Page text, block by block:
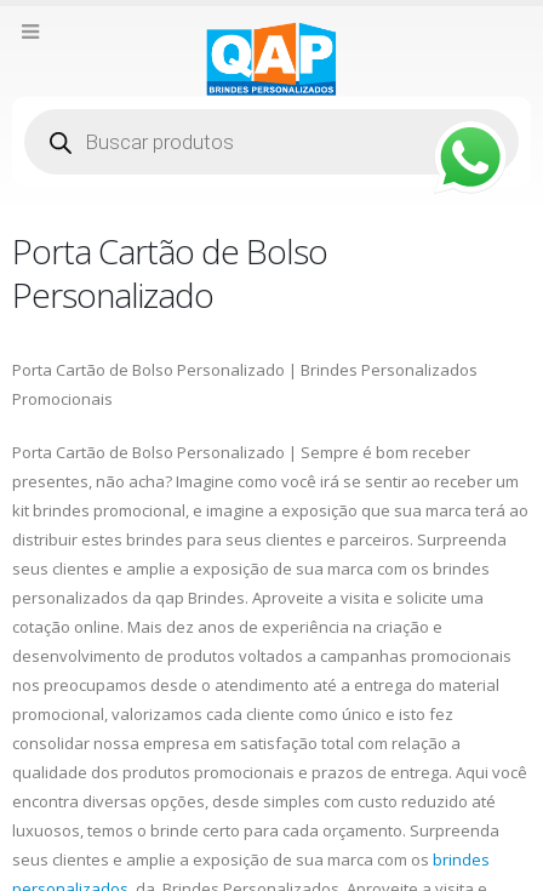
produtos
Porta Cartão de Bolso
Personalizado
Porta Cartão de Bolso Personalizado | Brindes Personalizados
Promocionais
Porta Cartão de Bolso Personalizado | Sempre é bom receber
presentes, não acha? Imagine como você irá se sentir ao receber um
kit brindes promocional, e imagine a exposição que sua marca terá ao
distribuir estes brindes para seus clientes e parceiros. Surpreenda
seus clientes e amplie a exposição de sua marca com os brindes
personalizados da qap Brindes. Aproveite a visita e solicite uma
cotação online. Mais dez anos de experiência na criação e
desenvolvimento de produtos voltados a campanhas promocionais
nos preocupamos desde o atendimento até a entrega do material
promocional, valorizamos cada cliente como único e isto fez
consolidar nossa empresa em satisfação total com relação a
qualidade dos produtos promocionais e prazos de entrega. Aqui você
encontra diversas opções, desde simples com custo reduzido até
luxuosos, temos o brinde certo para cada orçamento. Surpreenda
seus clientes e amplie a exposição de sua marca com os brindes